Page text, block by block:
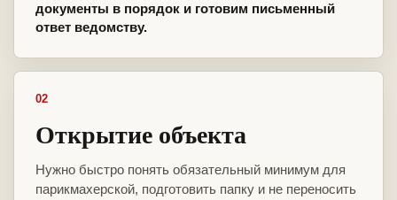
документы в порядок и готовим письменный
ответ ведомству.
02
Открытие объекта
Нужно быстро понять обязательный минимум для
парикмахерской, подготовить папку и не переносить